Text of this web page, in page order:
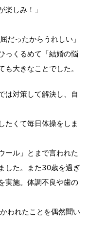
楽しみ！」
だったからうれしい」
っくるめて「結婚の悩
大きなことでした。
は対策して解決し、自
たくて毎日体操をしま
ール」とまで言われた
した。また30歳を過ぎ
実施。体調不良や歯の
われたことを偶然聞い